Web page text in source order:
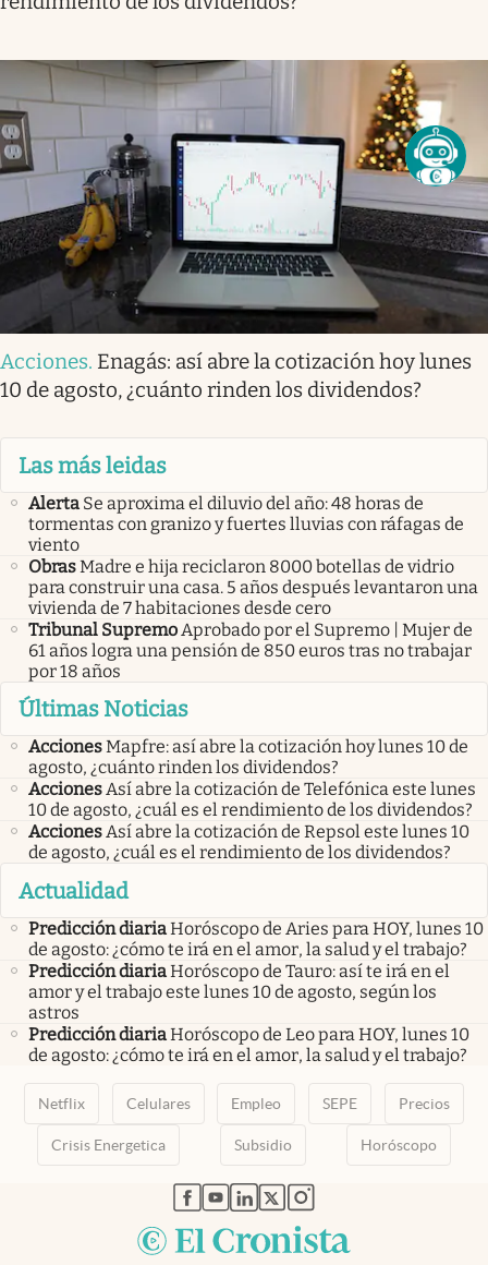
Acciones. Enagás: así abre la cotización hoy lunes
10 de agosto, ¿cuánto rinden los dividendos?
Las más leidas
Alerta Se aproxima el diluvio del año: 48 horas de
tormentas con granizo y fuertes lluvias con ráfagas de
viento
ObrasMadre e hija reciclaron 8000 botellas de vidrio
para construir una casa. 5 años después levantaron una
vivienda de 7 habitaciones desde cero
Tribunal SupremoAprobado por el Supremo | Mujer de
61 años logra una pensión de 850 euros tras no trabajar
por 18 años
Últimas Noticias
AccionesMapfre: así abre la cotización hoy lunes 10 de
agosto, ¿cuánto rinden los dividendos?
AccionesAsí abre la cotización de Telefónica este lunes
10 de agosto, ¿cuál es el rendimiento de los dividendos?
AccionesAsí abre la cotización de Repsol este lunes 10
de agosto, ¿cuál es el rendimiento de los dividendos?
Actualidad
Predicción diariaHoróscopo de Aries para HOY, lunes 10
de agosto: ¿cómo te irá en el amor, la salud y el trabajo?
Predicción diariaHoróscopo de Tauro: así te irá en el
amor y el trabajo este lunes 10 de agosto, según los
astros
Predicción diariaHoróscopo de Leo para HOY, lunes 10
de agosto: ¿cómo te irá en el amor, la salud y el trabajo?
Netflix Celulares Empleo SEPE Precios
Crisis Energetica Subsidio Horóscopo
abre en nueva pestaña
abre en nueva pestaña
abre en nueva pestaña
abre en nueva pestaña
abre en nueva pestaña